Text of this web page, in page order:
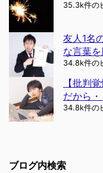
35.3k件の
友人1名
な言葉を
34.8k件の
【批判
だから・
34.8k件の
ブログ内検索